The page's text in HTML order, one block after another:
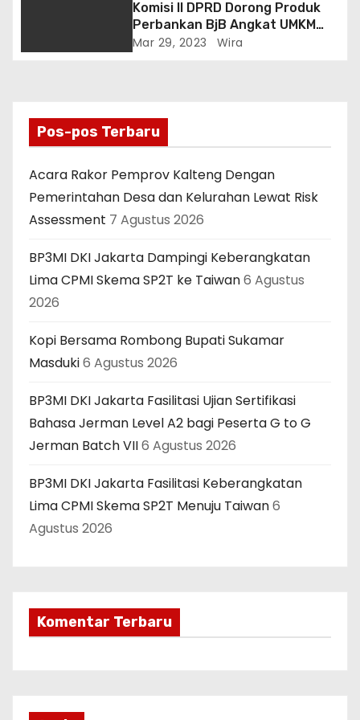
Komisi II DPRD Dorong Produk
Perbankan BjB Angkat UMKM
dan Bantu Peningkatan
Mar 29, 2023 Wira
Pos-pos Terbaru
Acara Rakor Pemprov Kalteng Dengan
Pemerintahan Desa dan Kelurahan Lewat Risk
Assessment 7 Agustus 2026
BP3MI DKI Jakarta Dampingi Keberangkatan
Lima CPMI Skema SP2T ke Taiwan6 Agustus
2026
Kopi Bersama Rombong Bupati Sukamar
Masduki6 Agustus 2026
BP3MI DKI Jakarta Fasilitasi Ujian Sertifikasi
Bahasa Jerman Level A2 bagi Peserta G to G
Jerman Batch VII6 Agustus 2026
BP3MI DKI Jakarta Fasilitasi Keberangkatan
Lima CPMI Skema SP2T Menuju Taiwan6
Agustus 2026
Komentar Terbaru